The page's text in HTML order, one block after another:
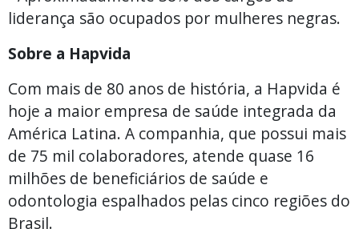
liderança são ocupados por mulheres negras.
Sobre a Hapvida
Com mais de 80 anos de história, a Hapvida é
hoje a maior empresa de saúde integrada da
América Latina. A companhia, que possui mais
de 75 mil colaboradores, atende quase 16
milhões de beneficiários de saúde e
odontologia espalhados pelas cinco regiões do
Brasil.